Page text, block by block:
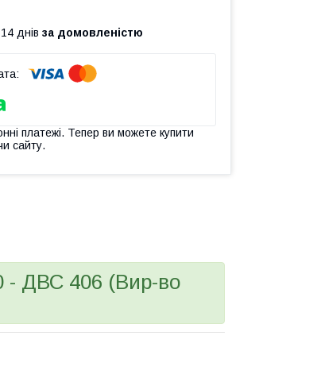
днів за домовленістю
платежі. Тепер ви можете купити
сайту.
- ДВС 406 (Вир-во